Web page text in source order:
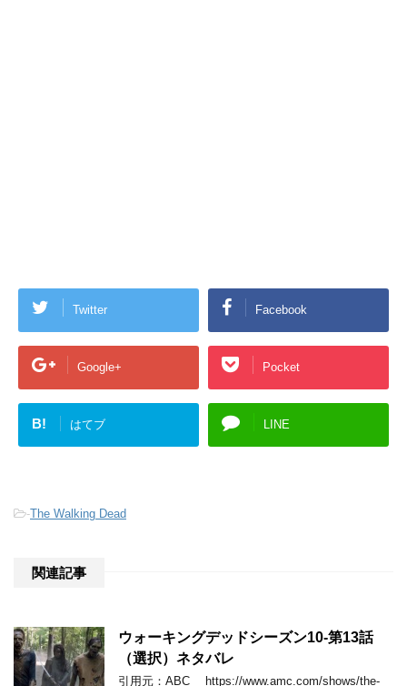
Twitter Facebook
Google+ Pocket
B! はてブ LINE
-The Walking Dead
関連記事
ウォーキングデッドシーズン10-第13話
（選択）ネタバレ
引用元：ABC https://www.amc.com/shows/the-